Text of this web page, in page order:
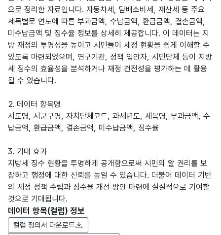
으로 정리한 자료입니다. 자동차세, 담배소비세, 재산세 등 주요
세목별로 연도에 따른 부과금액, 수납금액, 환급금액, 결손금액,
미수납금액 및 징수율 정보를 상세히 제공합니다. 이 데이터는 지
방 재정의 투명성을 높이고 시민들이 세정 현황을 쉽게 이해할 수
있도록 마련되었으며, 연구기관, 정책 입안자, 시민단체 등이 지방
세 징수의 효율성을 분석하거나 재정 건전성을 평가하는 데 활용
될 수 있습니다.
2. 데이터 항목명
시도명, 시군구명, 자치단체코드, 과세년도, 세목명, 부과금액, 수
납금액, 환급금액, 결손금액, 미수납금액, 징수율
3. 기대 효과
지방세 징수 현황을 투명하게 공개함으로써 시민의 알 권리를 보
장하고 행정에 대한 신뢰를 높일 수 있습니다. 더불어 데이터 기반
의 세정 정책 수립과 징수율 개선 방안 마련에 실질적으로 기여할
것으로 기대됩니다.
데이터 항목(컬럼) 정보
컬럼 정의서 다운로드